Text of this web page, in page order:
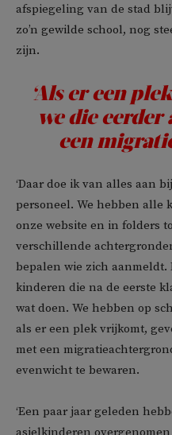
afspiegeling van de stad
zo’n gewilde school, nog
zijn.
‘Als er een
we die eerder
een
‘Daar doe ik van alles aan
personeel. We hebben alle
onze website en in folders
verschillende
bepalen wie zich aanmeldt.
kinderen die na de eerste
wat doen. We hebben op
als er een plek vrijkomt,
met een
evenwicht te bewaren.
‘Een paar jaar geleden